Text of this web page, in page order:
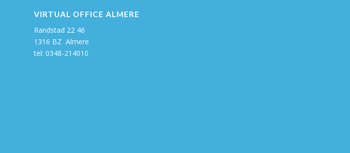
VIRTUAL OFFICE ALMERE
Randstad 22 46
1316 BZ Almere
tel: 0348-214010